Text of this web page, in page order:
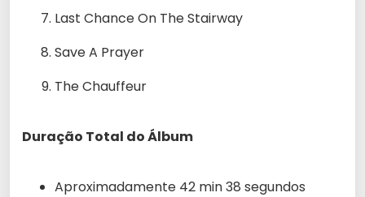
Last Chance On The Stairway
Save A Prayer
The Chauffeur
Duração Total do Álbum
Aproximadamente 42 min 38 segundos